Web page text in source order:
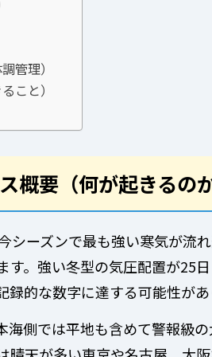
管理）
こと）
概要（何が起きるのか
シーズンで最も強い寒気が流
。強い冬型の気圧配置が25日
的な数字に達する可能性があ
側では平地も含めて警報級